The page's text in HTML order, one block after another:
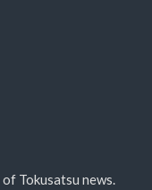
Tokusatsu news.